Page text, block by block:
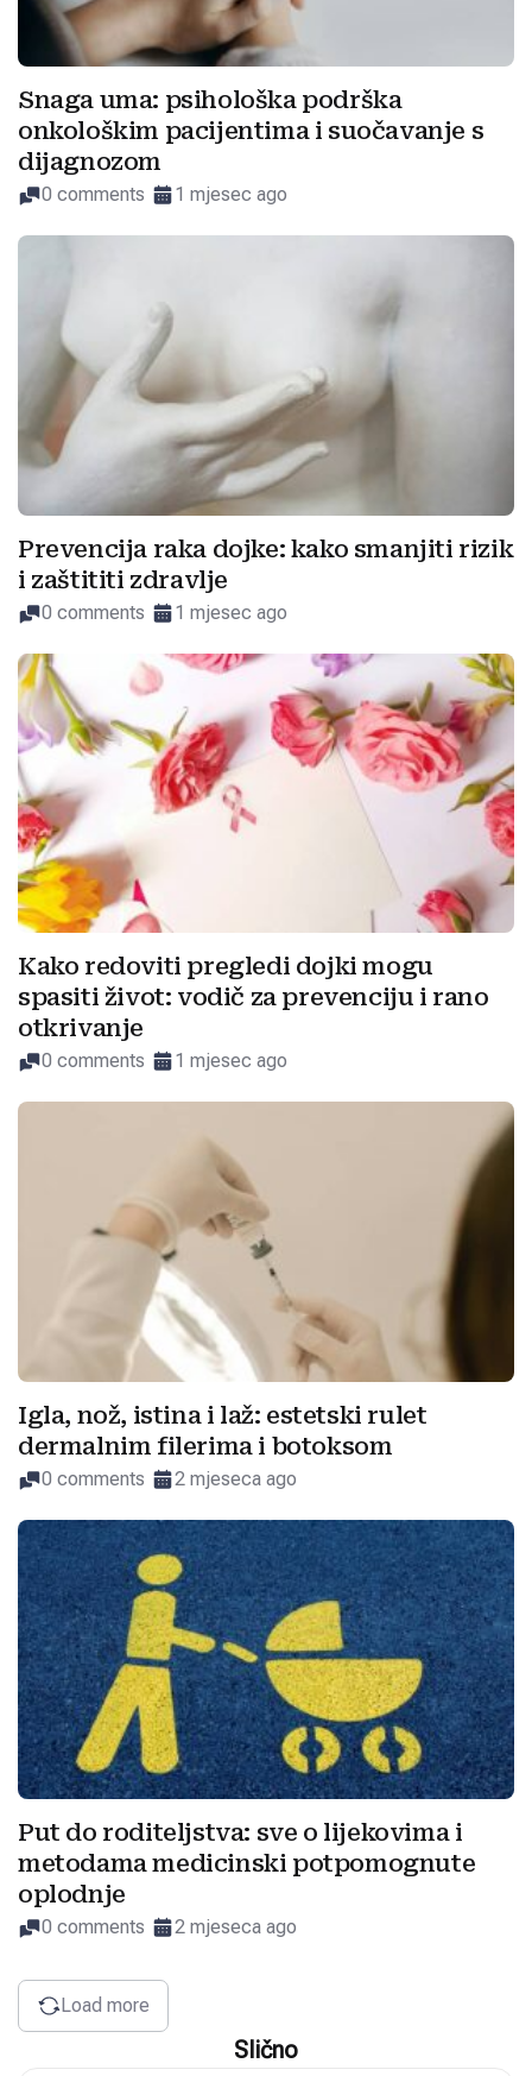
Snaga uma: psihološka podrška
onkološkim pacijentima i suočavanje s
dijagnozom
0 comments 1 mjesec ago
Prevencija raka dojke: kako smanjiti rizik
i zaštititi zdravlje
0 comments 1 mjesec ago
Kako redoviti pregledi dojki mogu
spasiti život: vodič za prevenciju i rano
otkrivanje
0 comments 1 mjesec ago
Igla, nož, istina i laž: estetski rulet
dermalnim filerima i botoksom
0 comments 2 mjeseca ago
Put do roditeljstva: sve o lijekovima i
metodama medicinski potpomognute
oplodnje
0 comments 2 mjeseca ago
Load more
Slično